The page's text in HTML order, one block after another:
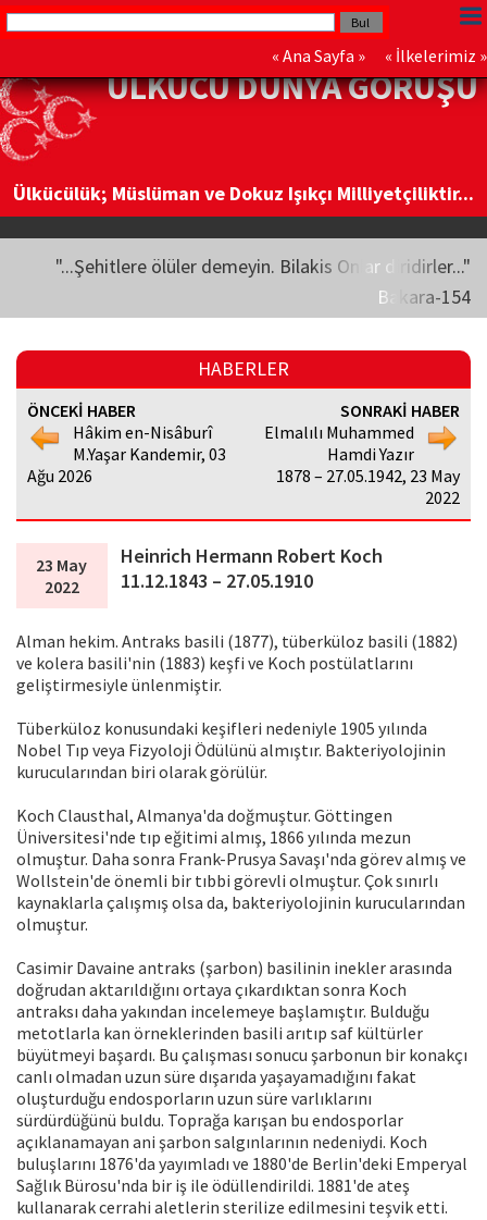
« Ana Sayfa » « İlkelerimiz »
ÜLKÜCÜ DÜNYA GÖRÜŞÜ
Ülkücülük; Müslüman ve Dokuz Işıkçı Milliyetçiliktir...
"...Şehitlere ölüler demeyin. Bilakis Onlar diridirler..."
Bakara-154
HABERLER
ÖNCEKİ HABER
Hâkim en-Nisâburî
M.Yaşar Kandemir, 03
Ağu 2026
SONRAKİ HABER
Elmalılı Muhammed
Hamdi Yazır
1878 – 27.05.1942, 23 May
2022
23 May
2022
Heinrich Hermann Robert Koch
11.12.1843 – 27.05.1910
Alman hekim. Antraks basili (1877), tüberküloz basili (1882)
ve kolera basili'nin (1883) keşfi ve Koch postülatlarını
geliştirmesiyle ünlenmiştir.
Tüberküloz konusundaki keşifleri nedeniyle 1905 yılında
Nobel Tıp veya Fizyoloji Ödülünü almıştır. Bakteriyolojinin
kurucularından biri olarak görülür.
Koch Clausthal, Almanya'da doğmuştur. Göttingen
Üniversitesi'nde tıp eğitimi almış, 1866 yılında mezun
olmuştur. Daha sonra Frank-Prusya Savaşı'nda görev almış ve
Wollstein'de önemli bir tıbbi görevli olmuştur. Çok sınırlı
kaynaklarla çalışmış olsa da, bakteriyolojinin kurucularından
olmuştur.
Casimir Davaine antraks (şarbon) basilinin inekler arasında
doğrudan aktarıldığını ortaya çıkardıktan sonra Koch
antraksı daha yakından incelemeye başlamıştır. Bulduğu
metotlarla kan örneklerinden basili arıtıp saf kültürler
büyütmeyi başardı. Bu çalışması sonucu şarbonun bir konakçı
canlı olmadan uzun süre dışarıda yaşayamadığını fakat
oluşturduğu endosporların uzun süre varlıklarını
sürdürdüğünü buldu. Toprağa karışan bu endosporlar
açıklanamayan ani şarbon salgınlarının nedeniydi. Koch
buluşlarını 1876'da yayımladı ve 1880'de Berlin'deki Emperyal
Sağlık Bürosu'nda bir iş ile ödüllendirildi. 1881'de ateş
kullanarak cerrahi aletlerin sterilize edilmesini teşvik etti.